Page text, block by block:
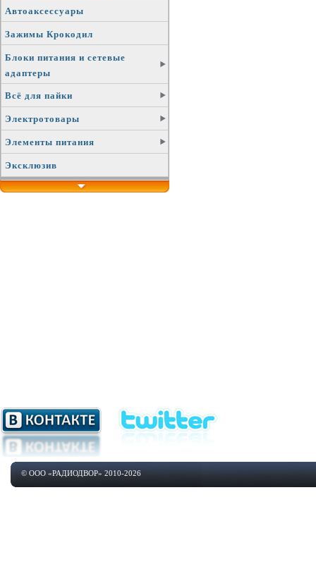
Автоаксессуары
Зажимы Крокодил
Блоки питания и сетевые
адаптеры
Всё для пайки
Электротовары
Элементы питания
Эксклюзив
© ООО «РАДИОДВОР» 2010-2026